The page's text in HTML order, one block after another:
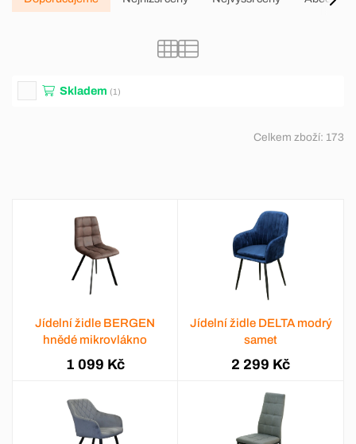
Skladem (1)
Celkem zboží: 173
Jídelní židle BERGEN
hnědé mikrovlákno
1 099 Kč
Jídelní židle DELTA modrý
samet
2 299 Kč